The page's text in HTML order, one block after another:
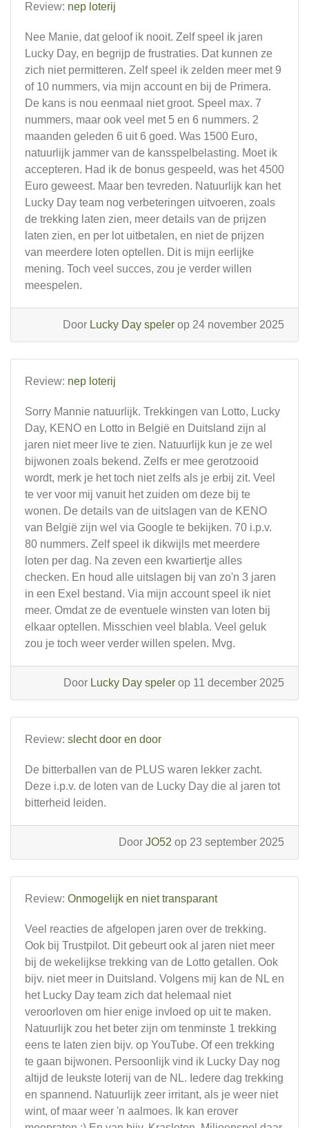
Review: nep loterij
Nee Manie, dat geloof ik nooit. Zelf speel ik jaren
Lucky Day, en begrijp de frustraties. Dat kunnen ze
zich niet permitteren. Zelf speel ik zelden meer met 9
of 10 nummers, via mijn account en bij de Primera.
De kans is nou eenmaal niet groot. Speel max. 7
nummers, maar ook veel met 5 en 6 nummers. 2
maanden geleden 6 uit 6 goed. Was 1500 Euro,
natuurlijk jammer van de kansspelbelasting. Moet ik
accepteren. Had ik de bonus gespeeld, was het 4500
Euro geweest. Maar ben tevreden. Natuurlijk kan het
Lucky Day team nog verbeteringen uitvoeren, zoals
de trekking laten zien, meer details van de prijzen
laten zien, en per lot uitbetalen, en niet de prijzen
van meerdere loten optellen. Dit is mijn eerlijke
mening. Toch veel succes, zou je verder willen
meespelen.
Door Lucky Day speler op 24 november 2025
Review: nep loterij
Sorry Mannie natuurlijk. Trekkingen van Lotto, Lucky
Day, KENO en Lotto in België en Duitsland zijn al
jaren niet meer live te zien. Natuurlijk kun je ze wel
bijwonen zoals bekend. Zelfs er mee gerotzooid
wordt, merk je het toch niet zelfs als je erbij zit. Veel
te ver voor mij vanuit het zuiden om deze bij te
wonen. De details van de uitslagen van de KENO
van België zijn wel via Google te bekijken. 70 i.p.v.
80 nummers. Zelf speel ik dikwijls met meerdere
loten per dag. Na zeven een kwartiertje alles
checken. En houd alle uitslagen bij van zo'n 3 jaren
in een Exel bestand. Via mijn account speel ik niet
meer. Omdat ze de eventuele winsten van loten bij
elkaar optellen. Misschien veel blabla. Veel geluk
zou je toch weer verder willen spelen. Mvg.
Door Lucky Day speler op 11 december 2025
Review: slecht door en door
De bitterballen van de PLUS waren lekker zacht.
Deze i.p.v. de loten van de Lucky Day die al jaren tot
bitterheid leiden.
Door JO52 op 23 september 2025
Review: Onmogelijk en niet transparant
Veel reacties de afgelopen jaren over de trekking.
Ook bij Trustpilot. Dit gebeurt ook al jaren niet meer
bij de wekelijkse trekking van de Lotto getallen. Ook
bijv. niet meer in Duitsland. Volgens mij kan de NL en
het Lucky Day team zich dat helemaal niet
veroorloven om hier enige invloed op uit te maken.
Natuurlijk zou het beter zijn om tenminste 1 trekking
eens te laten zien bijv. op YouTube. Of een trekking
te gaan bijwonen. Persoonlijk vind ik Lucky Day nog
altijd de leukste loterij van de NL. Iedere dag trekking
en spannend. Natuurlijk zeer irritant, als je weer niet
wint, of maar weer 'n aalmoes. Ik kan erover